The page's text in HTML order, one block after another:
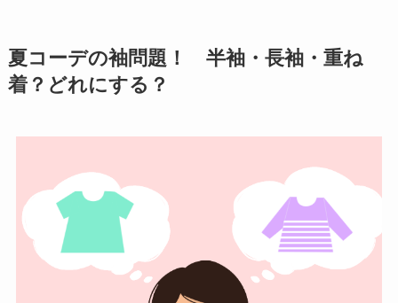
夏コーデの袖問題！ 半袖・長袖・重ね
着？どれにする？